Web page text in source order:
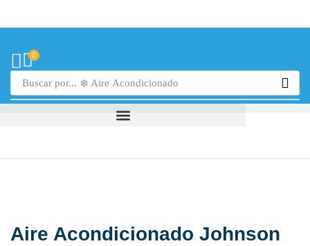
0
Buscar por... ❄️ Aire Acondicionado
Aire Acondicionado Johnson